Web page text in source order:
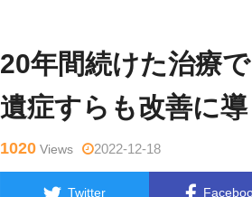
20年間続けた治療
遺症すらも改善に
1020 Views 2022-12-18
Twitter